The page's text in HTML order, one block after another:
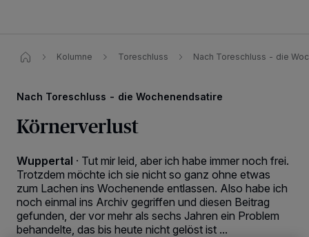
Kolumne Toreschluss Nach Toreschluss - die
Nach Toreschluss - die Wochenendsatire
Körnerverlust
Wuppertal · Tut mir leid, aber ich habe immer noch frei.
Trotzdem möchte ich sie nicht so ganz ohne etwas
zum Lachen ins Wochenende entlassen. Also habe ich
noch einmal ins Archiv gegriffen und diesen Beitrag
gefunden, der vor mehr als sechs Jahren ein Problem
behandelte, das bis heute nicht gelöst ist ...